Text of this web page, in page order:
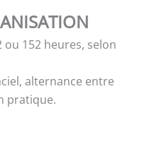
ou 152 heures, selon
alternance entre
pratique.